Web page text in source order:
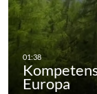
Europa